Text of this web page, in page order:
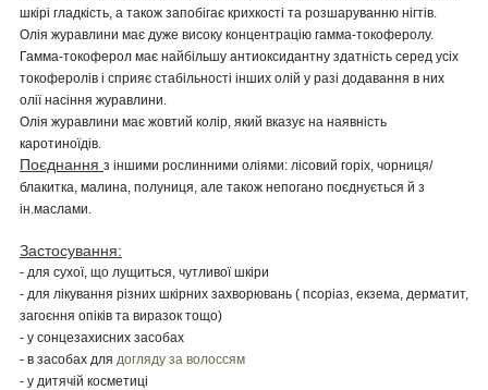
шкірі гладкість, а також запобігає крихкості та розшаруванню нігтів.
Олія журавлини має дуже високу концентрацію гамма-токоферолу.
Гамма-токоферол має найбільшу антиоксидантну здатність серед усіх
токоферолів і сприяє стабільності інших олій у разі додавання в них
олії насіння журавлини.
Олія журавлини має жовтий колір, який вказує на наявність
каротиноїдів.
Поєднання з іншими рослинними оліями: лісовий горіх, чорниця/
блакитка, малина, полуниця, але також непогано поєднується й з
ін.маслами.
Застосування:
- для сухої, що лущиться, чутливої шкіри
- для лікування різних шкірних захворювань ( псоріаз, екзема, дерматит,
загоєння опіків та виразок тощо)
- у сонцезахисних засобах
- в засобах для догляду за волоссям
- у дитячій косметиці